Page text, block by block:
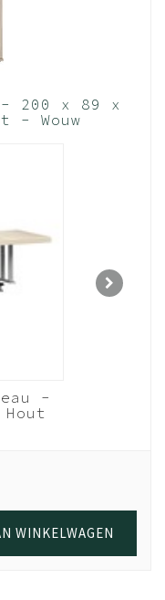
het moment van
aankoop is de
vereist.
200 x 89 x
- Wouw
-
WINKELWAGEN